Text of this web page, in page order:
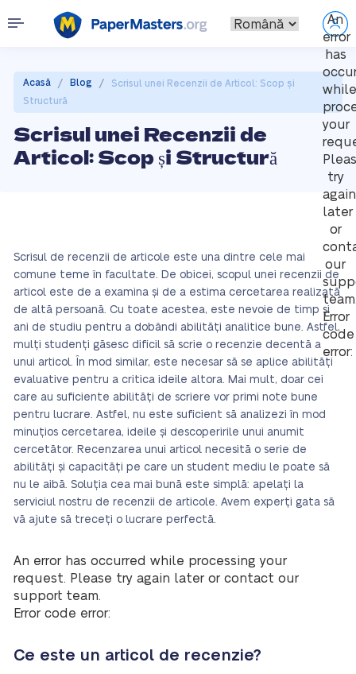
An
error
has
while
your
try
again
later
or
our
Error
code
error:
Acasă / Blog /
Scrisul unei Recenzii de Articol: Scop și
Structură
Scrisul unei Recenzii de
Articol: Scop și Structură
Scrisul de recenzii de articole este una dintre cele mai
comune teme în facultate. De obicei, scopul unei recenzii de
articol este de a examina și de a estima cercetarea realizată
de altă persoană. Cu toate acestea, este nevoie de timp și
ani de studiu pentru a dobândi abilități analitice bune. Astfel,
mulți studenți găsesc dificil să scrie o recenzie decentă a
unui articol. În mod similar, este necesar să se aplice abilități
evaluative pentru a critica ideile altora. Mai mult, doar cei
care au suficiente abilități de scriere vor primi note bune
pentru lucrare. Astfel, nu este suficient să analizezi în mod
minuțios cercetarea, ideile și descoperirile unui anumit
cercetător. Recenzarea unui articol necesită o serie de
abilități și capacități pe care un student mediu le poate să
nu le aibă. Soluția cea mai bună este simplă: apelați la
serviciul nostru de recenzii de articole. Avem experți gata să
vă ajute să treceți o lucrare perfectă.
An error has occurred while processing your
request. Please try again later or contact our
support team.
Error code error:
Ce este un articol de recenzie?